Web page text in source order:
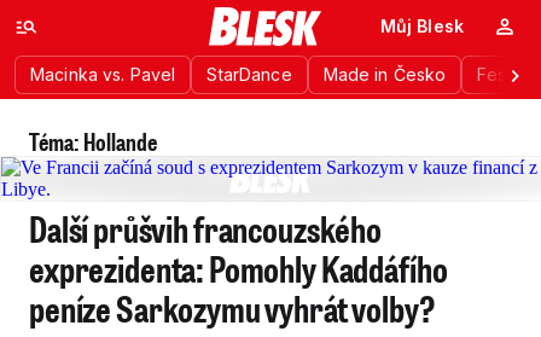
Macinka vs. Pavel StarDance Made in Česko
Můj Blesk
Téma: Hollande
Další průšvih francouzského
exprezidenta: Pomohly Kaddáfího
peníze Sarkozymu vyhrát volby?